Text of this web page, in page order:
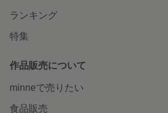
ランキング
特集
作品販売について
minneで売りたい
食品販売